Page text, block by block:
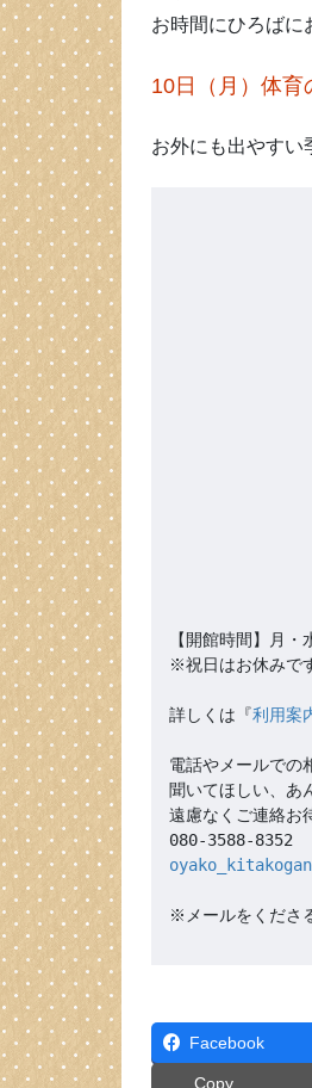
お時間にひろばに
10日（月）体育
お外にも出やすい
【開館時間】月
※祝日はお休みで
詳しくは『利用案
電話やメールでの
聞いてほしい、あ
遠慮なくご連絡お
※メールをくださ
Facebook
Copy